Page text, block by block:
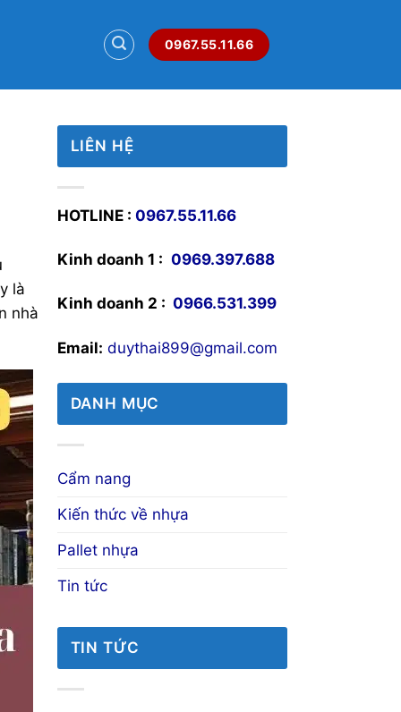
0967.55.11.66
là
nhà
LIÊN HỆ
HOTLINE : 0967.55.11.66
Kinh doanh 1 : 0969.397.688
Kinh doanh 2 : 0966.531.399
Email: duythai899@gmail.com
DANH MỤC
Cẩm nang
Kiến thức về nhựa
Pallet nhựa
Tin tức
TIN TỨC